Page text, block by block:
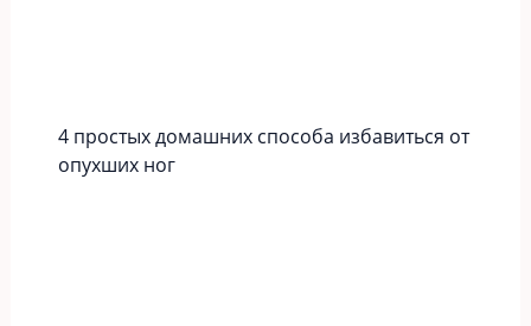
4 простых домашних способа избавиться от
опухших ног